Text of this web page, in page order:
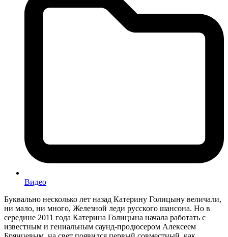
Видео
Буквально несколько лет назад Катерину Голицыну величали,
ни мало, ни много, Железной леди русского шансона. Но в
середине 2011 года Катерина Голицына начала работать с
известным и гениальным саунд-продюсером Алексеем